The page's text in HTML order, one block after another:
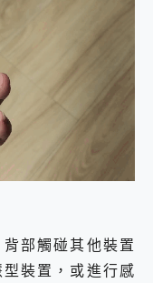
部觸碰其他裝置
裝置，或進行感